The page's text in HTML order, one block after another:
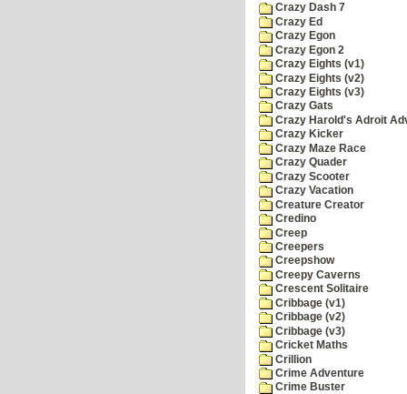
Crazy Dash 7
Crazy Ed
Crazy Egon
Crazy Egon 2
Crazy Eights (v1)
Crazy Eights (v2)
Crazy Eights (v3)
Crazy Gats
Crazy Harold's Adroit
Crazy Kicker
Crazy Maze Race
Crazy Quader
Crazy Scooter
Crazy Vacation
Creature Creator
Credino
Creep
Creepers
Creepshow
Creepy Caverns
Crescent Solitaire
Cribbage (v1)
Cribbage (v2)
Cribbage (v3)
Cricket Maths
Crillion
Crime Adventure
Crime Buster